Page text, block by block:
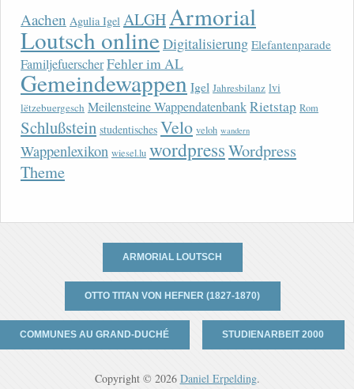
Aachen Agulia Igel ALGHArmorial
Loutsch onlineDigitalisierung Elefantenparade
FamiljefuerscherFehler im AL
Gemeindewappen Igel Jahresbilanz lvi
lëtzebuergesch Meilensteine WappendatenbankRietstap Rom
Schlußstein studentisches Velo veloh wandern
Wappenlexikon wiesel.lu wordpressWordpress
Theme
ARMORIAL LOUTSCH
OTTO TITAN VON HEFNER (1827-1870)
COMMUNES AU GRAND-DUCHÉ STUDIENARBEIT 2000
Copyright © 2026 Daniel Erpelding.